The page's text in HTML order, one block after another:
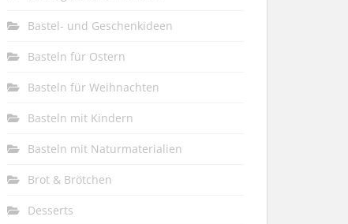
Bastel- und Geschenkideen
Basteln für Ostern
Basteln für Weihnachten
Basteln mit Kindern
Basteln mit Naturmaterialien
Brot & Brötchen
Desserts